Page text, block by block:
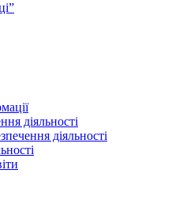
діяльності
діяльності